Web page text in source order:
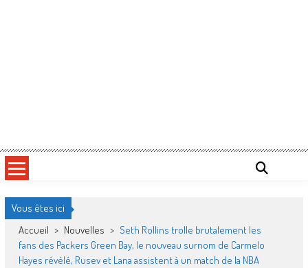
Vous êtes ici
Accueil > Nouvelles > Seth Rollins trolle brutalement les
fans des Packers Green Bay, le nouveau surnom de Carmelo
Hayes révélé, Rusev et Lana assistent à un match de la NBA